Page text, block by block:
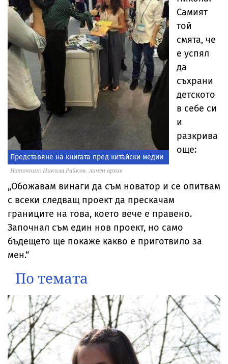
Представяне на книгата пред китайски медии
Източник: Никола Райков, личен архив
Самият
той
смята, че
е успял
да
съхрани
детското
в себе си
и
разкрива
още:
„Обожавам винаги да съм новатор и се опитвам
с всеки следващ проект да прескачам
границите на това, което вече е правено.
Започнал съм един нов проект, но само
бъдещето ще покаже какво е приготвило за
мен.“
По темата